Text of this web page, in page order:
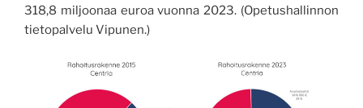
318,8 miljoonaa euroa vuonna 2023. (Opetushallinnon
tietopalvelu Vipunen.)